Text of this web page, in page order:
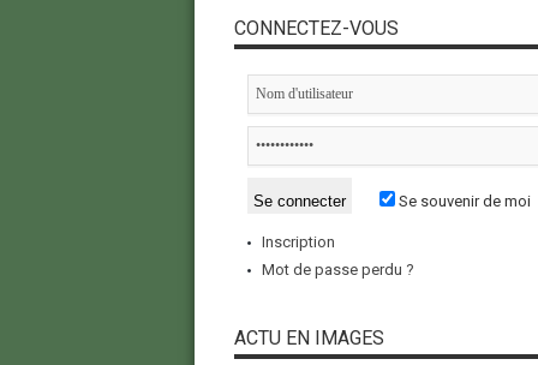
CONNECTEZ-VOUS
Se souvenir de moi
Inscription
Mot de passe perdu ?
ACTU EN IMAGES